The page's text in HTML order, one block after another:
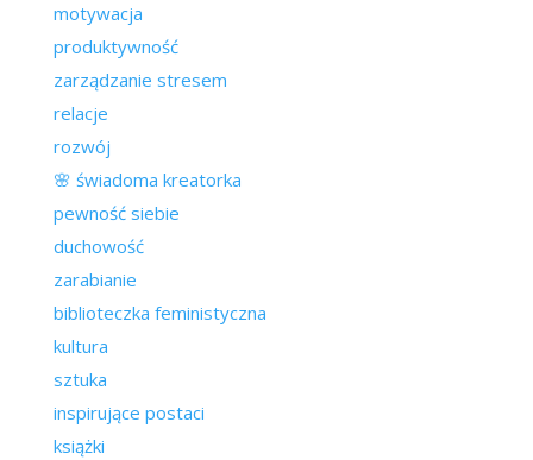
motywacja
produktywność
zarządzanie stresem
relacje
rozwój
🌸 świadoma kreatorka
pewność siebie
duchowość
zarabianie
biblioteczka feministyczna
kultura
sztuka
inspirujące postaci
książki